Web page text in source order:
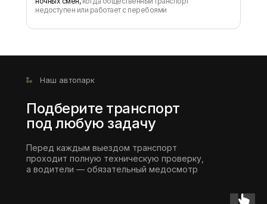
недоступен или работает с перебоями
Подберите транспорт
под любую задачу
Перед каждым выездом транспорт
проходит полную техническую проверку,
а водители — обязательный медосмотр
Наш автопарк